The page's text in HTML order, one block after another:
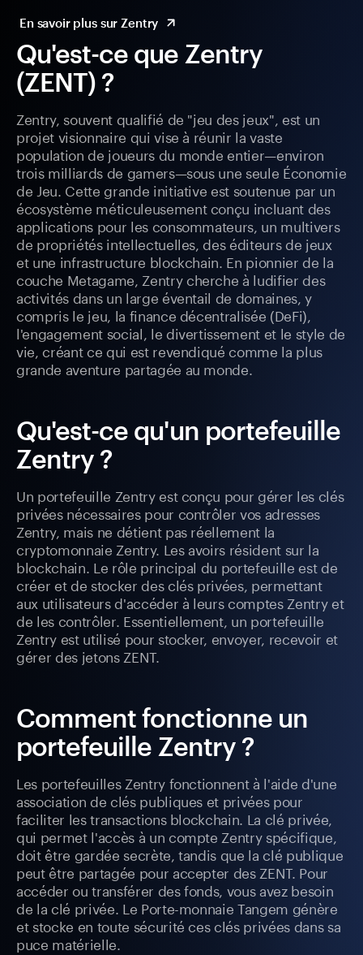
Qu'est-ce que Zentry
(ZENT) ?
Zentry, souvent qualifié de "jeu des jeux", est un
projet visionnaire qui vise à réunir la vaste
population de joueurs du monde entier—environ
trois milliards de gamers—sous une seule Économie
de Jeu. Cette grande initiative est soutenue par un
écosystème méticuleusement conçu incluant des
applications pour les consommateurs, un multivers
de propriétés intellectuelles, des éditeurs de jeux
et une infrastructure blockchain. En pionnier de la
couche Metagame, Zentry cherche à ludifier des
activités dans un large éventail de domaines, y
compris le jeu, la finance décentralisée (DeFi),
l'engagement social, le divertissement et le style de
vie, créant ce qui est revendiqué comme la plus
grande aventure partagée au monde.
Qu'est-ce qu'un portefeuille
Zentry ?
Un portefeuille Zentry est conçu pour gérer les clés
privées nécessaires pour contrôler vos adresses
Zentry, mais ne détient pas réellement la
cryptomonnaie Zentry. Les avoirs résident sur la
blockchain. Le rôle principal du portefeuille est de
créer et de stocker des clés privées, permettant
aux utilisateurs d'accéder à leurs comptes Zentry et
de les contrôler. Essentiellement, un portefeuille
Zentry est utilisé pour stocker, envoyer, recevoir et
gérer des jetons ZENT.
Comment fonctionne un
portefeuille Zentry ?
Les portefeuilles Zentry fonctionnent à l'aide d'une
association de clés publiques et privées pour
faciliter les transactions blockchain. La clé privée,
qui permet l'accès à un compte Zentry spécifique,
doit être gardée secrète, tandis que la clé publique
peut être partagée pour accepter des ZENT. Pour
accéder ou transférer des fonds, vous avez besoin
de la clé privée. Le Porte-monnaie Tangem génère
et stocke en toute sécurité ces clés privées dans sa
puce matérielle.
En savoir plus sur Zentry